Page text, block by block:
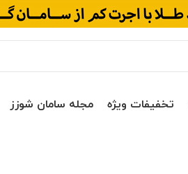
تخفیفات ویژه مجله سامان شوزز